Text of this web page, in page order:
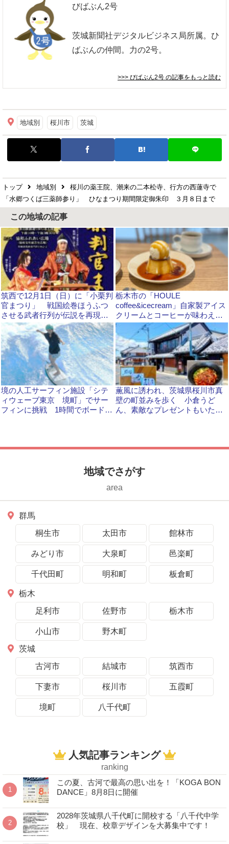
びばぶん2号
茨城新聞社デジタルビジネス局所属。ひ
ばぶんの仲間。力の2号。
>>> びばぶん2号 の記事をもっと読む
地域別 桜川市 茨城
トップ 地域別
桜川の薬王院、潮来の二本松寺、行方の西蓮寺で
「水郷つくば三薬師参り」 ひなまつり期間限定御朱印 ３月８日まで
この地域の記事
筑西で12月1日（日）に「小栗判
官まつり」 戦国絵巻ほうふつ
させる武者行列が伝説を再現
新治駅前
栃木市の「HOULE
coffee&icecream」自家製アイス
クリームとコーヒーが味わえる
おしゃれカフェ
境の人工サーフィン施設「シテ
ィウェーブ東京 境町」でサー
フィンに挑戦 1時間でボードに
薫風に誘われ、茨城県桜川市真
壁の町並みを歩く 小倉うど
ん、素敵なプレゼントもいただ
地域でさがす
area
群馬
桐生市
太田市 館林市
みどり市 大泉町 邑楽町
千代田町 明和町 板倉町
栃木
足利市
佐野市 栃木市
小山市
野木町
茨城
古河市
結城市 筑西市
下妻市 桜川市 五霞町
境町 八千代町
人気記事ランキング
ranking
この夏、古河で最高の思い出を！「KOGA BON
DANCE」8月8日に開催
2028年茨城県八千代町に開校する「八千代中学
校」 現在、校章デザインを大募集中です！